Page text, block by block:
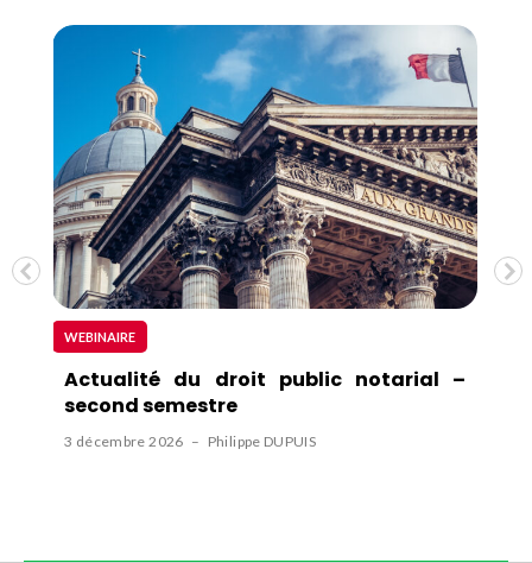
WEBINAIRE
Actualité du droit public notarial –
second semestre
3 décembre 2026 – Philippe DUPUIS